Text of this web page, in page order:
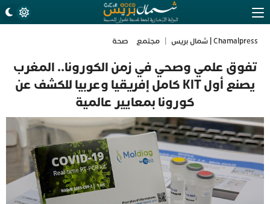
Chamalpress | شمال بريس مجتمع صحة
تفوق علمي وصحي في زمن الكورونا.. المغرب
يصنع أول KIT كامل إفريقيا وعربيا للكشف عن
كورونا بمعايير عالمية